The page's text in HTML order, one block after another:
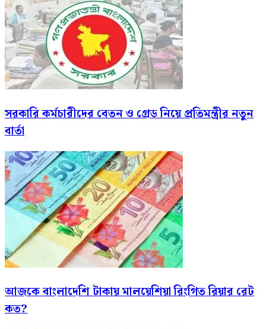
সরকারি কর্মচারীদের বেতন ও গ্রেড নিয়ে প্রতিমন্ত্রীর নতুন
বার্তা
আজকে বাংলাদেশি টাকায় মালয়েশিয়া রিংগিত রিয়ার রেট
কত?